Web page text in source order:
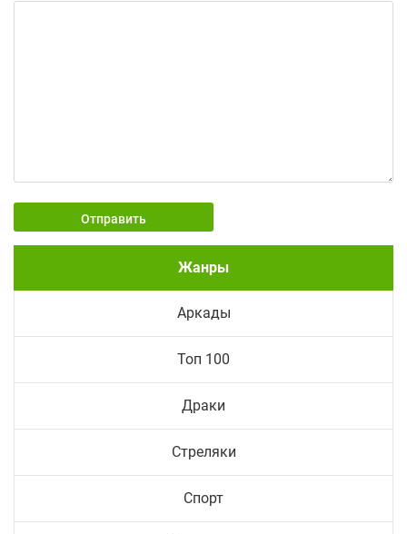
Отправить
Жанры
Аркады
Топ 100
Драки
Стреляки
Спорт